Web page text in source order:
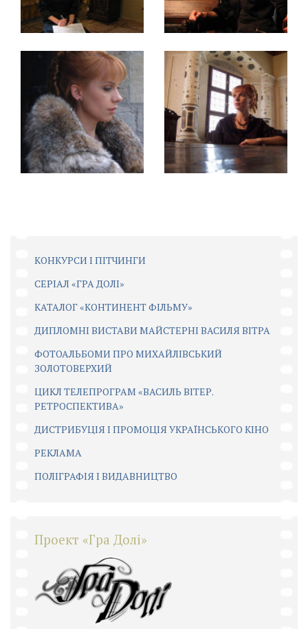
КОНКУРСИ І ПІТЧИНГИ
CЕРІАЛ «ГРА ДОЛІ»
КАТАЛОГ «КОНТИНЕНТ ФІЛЬМУ»
ДИПЛОМНІ ВИСТАВИ МАЙСТЕРНІ ВАСИЛЯ ВІТРА
ФОТОАЛЬБОМИ ПРО МИХАЙЛІВСЬКИЙ
ЗОЛОТОВЕРХИЙ
ЦИКЛ ТЕЛЕПРОГРАМ «ВАСИЛЬ ВІТЕР.
РЕТРОСПЕКТИВА»
ДИСТРИБУЦІЯ І ПРОМОЦІЯ УКРАЇНСЬКОГО КІНО
РЕКЛАМА
ПОЛІГРАФІЯ І ВИДАВНИЦТВО
Проект «Гра Долі»